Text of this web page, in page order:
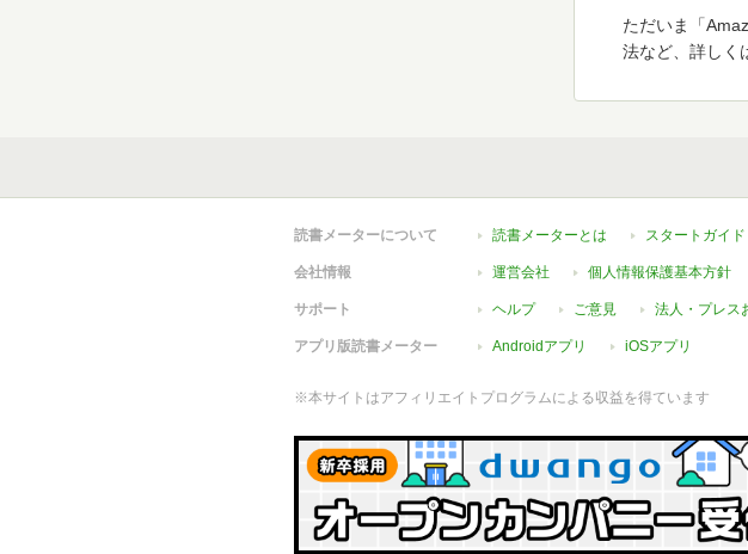
ただいま「
法など、詳しく
読書メーターについて 読書メーターとは スタートガイド
会社情報 運営会社 個人情報保護基本方針
サポート ヘルプ ご意見 法人・プレス
アプリ版読書メーター Androidアプリ iOSアプリ
※本サイトはアフィリエイトプログラムによる収益を得ています